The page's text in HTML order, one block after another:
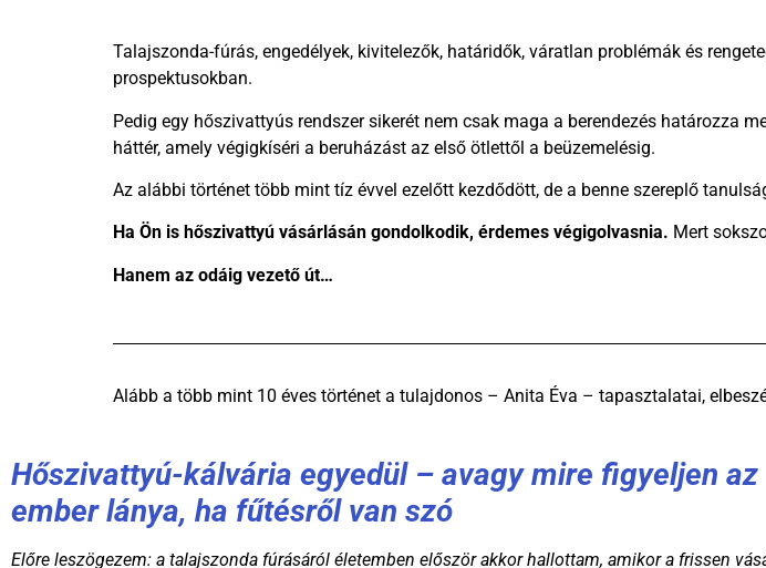
Talajszonda-fúrás, engedélyek, kivitelezők, határidők, váratlan problémák és
prospektusokban.
Pedig egy hőszivattyús rendszer sikerét nem csak maga a berendezés határozza
háttér, amely végigkíséri a beruházást az első ötlettől a beüzemelésig.
Az alábbi történet több mint tíz évvel ezelőtt kezdődött, de a benne szereplő
Ha Ön is hőszivattyú vásárlásán gondolkodik, érdemes végigolvasnia. Mert
Hanem az odáig vezető út…
Alább a több mint 10 éves történet a tulajdonos – Anita Éva – tapasztalatai,
Hőszivattyú-kálvária egyedül – avagy mire figyeljen az
ember lánya, ha fűtésről van szó
Előre leszögezem: a talajszonda fúrásáról életemben először akkor hallottam, amikor a frissen